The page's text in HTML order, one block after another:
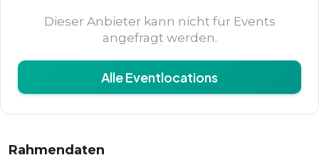
Dieser Anbieter kann nicht für Events
angefragt werden.
Alle Eventlocations
Rahmendaten